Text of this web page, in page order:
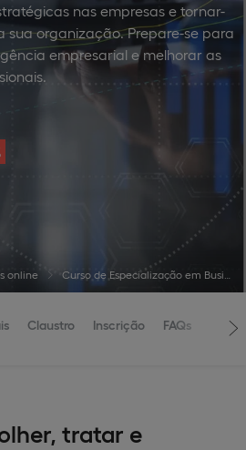
nas empresas e tornar-
sua organização. Prepare-se para
empresarial e melhorar as
online Curso de Especialização em Business Intelligence and Decision Making
Claustro Inscrição FAQs
tratar e